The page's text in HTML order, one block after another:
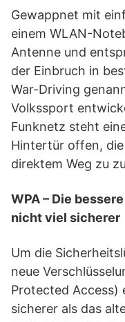
Gewappnet mit
einem WLAN-
Antenne und
der Einbruch in
War-Driving
Volkssport
Funknetz steht
Hintertür offen,
direktem Weg zu
WPA – Die
nicht viel sicherer
Um die
neue
Protected Access)
sicherer als das